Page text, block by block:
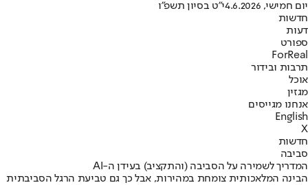
יום חמישי, 4.6.2026
י"ט בסיון תשפ"ו
חדשות
דעות
ספורט
ForReal
תרבות ובידור
אוכל
מגזין
אנחנו מגייסים
English
X
חדשות
סביבה
המדריך לשמירה על הסביבה (והתקציב) בעידן ה-AI
הבינה המלאכותית צומחת במהירות, אבל כך גם טביעת הרגל הסביבתית